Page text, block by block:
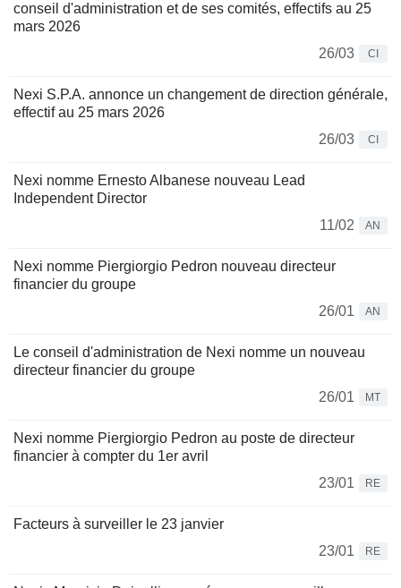
conseil d'administration et de ses comités, effectifs au 25
mars 2026
26/03
CI
Nexi S.P.A. annonce un changement de direction générale,
effectif au 25 mars 2026
26/03
CI
Nexi nomme Ernesto Albanese nouveau Lead
Independent Director
11/02
AN
Nexi nomme Piergiorgio Pedron nouveau directeur
financier du groupe
26/01
AN
Le conseil d'administration de Nexi nomme un nouveau
directeur financier du groupe
26/01
MT
Nexi nomme Piergiorgio Pedron au poste de directeur
financier à compter du 1er avril
23/01
RE
Facteurs à surveiller le 23 janvier
23/01
RE